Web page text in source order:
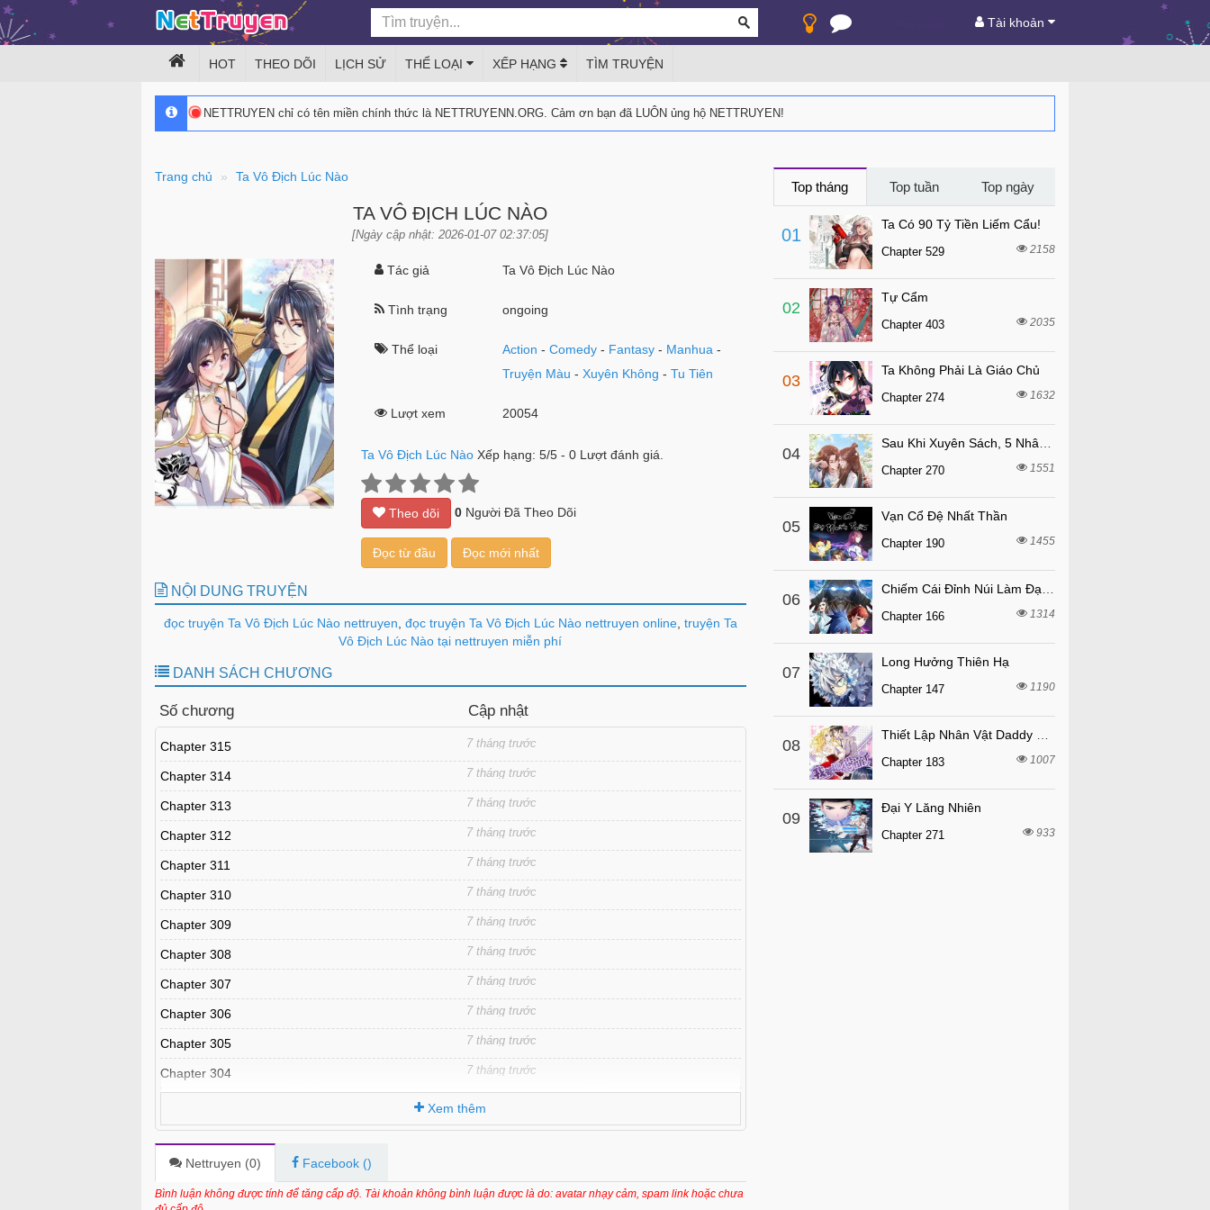
Tài khoản
HOT THEO DÕI LỊCH SỬ THỂ LOẠI XẾP HẠNG TÌM TRUYỆN
NETTRUYEN chỉ có tên miền chính thức là NETTRUYENN.ORG. Cảm ơn bạn đã LUÔN ủng hộ NETTRUYEN!
Trang chủ Ta Vô Địch Lúc Nào
TA VÔ ĐỊCH LÚC NÀO
[Ngày cập nhật: 2026-01-07 02:37:05]
Tác giả Ta Vô Địch Lúc Nào
Tình trạng ongoing
Thể loại Action -Comedy - Fantasy - Manhua -
Truyện Màu -Xuyên Không -Tu Tiên
Lượt xem 20054
Ta Vô Địch Lúc Nào Xếp hạng: 5/5- 0Lượt đánh giá.
Theo dõi 0Người Đã Theo Dõi
Đọc từ đầu Đọc mới nhất
NỘI DUNG TRUYỆN
đọc truyện Ta Vô Địch Lúc Nào nettruyen đọc truyện Ta Vô Địch Lúc Nào nettruyen online, truyện Ta
Vô Địch Lúc Nào tại nettruyen miễn phí
DANH SÁCH CHƯƠNG
Số chương Cập nhật
Chapter 315 7 tháng trước
Chapter 314 7 tháng trước
Chapter 313 7 tháng trước
Chapter 312 7 tháng trước
Chapter 311 7 tháng trước
Chapter 310 7 tháng trước
Chapter 309 7 tháng trước
Chapter 308 7 tháng trước
Chapter 307 7 tháng trước
Chapter 306 7 tháng trước
Chapter 305 7 tháng trước
Chapter 304 7 tháng trước
Chapter 302 7 tháng trước
Chapter 301
Chapter 300 7 tháng trước
Xem thêm
Nettruyen (0) Facebook ()
Bình luận không được tính để tăng cấp độ. Tài khoản không bình luận được là do: avatar nhạy cảm, spam link hoặc chưa
Top tháng Top tuần Top ngày
01
Ta Có 90 Tỷ Tiền Liếm Cẩu!
Chapter 529 2158
02
Tự Cẩm
Chapter 403 2035
03
Ta Không Phải Là Giáo Chủ
Chapter 274 1632
04
Chapter 270 1551
05
Vạn Cổ Đệ Nhất Thần
Chapter 190 1455
06
Chapter 166 1314
07
Long Hưởng Thiên Hạ
Chapter 147 1190
08
Chapter 183 1007
09
Đại Y Lăng Nhiên
Chapter 271 933